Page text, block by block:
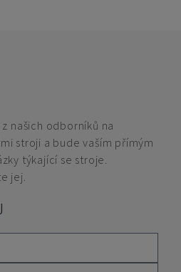
našich odborníků na
stroji a bude vaším přímým
týkající se stroje.
jej.